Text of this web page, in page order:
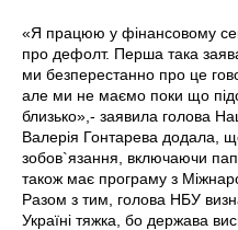
«Я працюю у фінансовому
про дефолт. Перша така заява
ми безперестанно про це
але ми не маємо поки що
близько»,- заявила голова
Валерія Гонтарева додала,
зобов`язання, включаючи
також має програму з
Разом з тим, голова НБУ
Україні тяжка, бо держава